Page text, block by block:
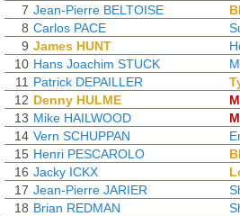
7 Jean-Pierre BELTOISE
8 Carlos PACE
9 James HUNT
10 Hans Joachim STUCK
11 Patrick DEPAILLER
12 Denny HULME
13 Mike HAILWOOD
14 Vern SCHUPPAN
15 Henri PESCAROLO
16 Jacky ICKX
17 Jean-Pierre JARIER
18 Brian REDMAN